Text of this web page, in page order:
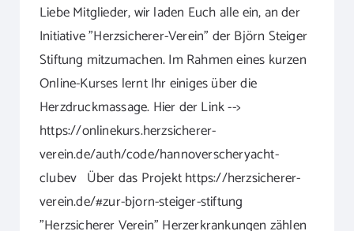
Liebe Mitglieder, wir laden Euch alle ein, an der
Initiative "Herzsicherer-Verein" der Björn Steiger
Stiftung mitzumachen. Im Rahmen eines kurzen
Online-Kurses lernt Ihr einiges über die
Herzdruckmassage. Hier der Link -->
https://onlinekurs.herzsicherer-
verein.de/auth/code/hannoverscheryacht-
clubev Über das Projekt https://herzsicherer-
verein.de/#zur-bjorn-steiger-stiftung
"Herzsicherer Verein" Herzerkrankungen zählen